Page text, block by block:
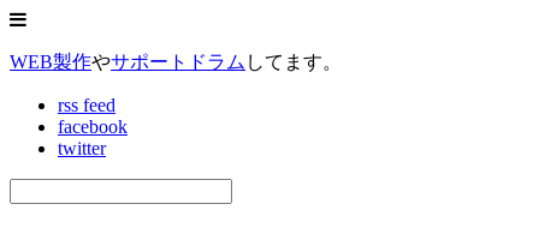
WEB製作やサポートドラム してます。
rss feed
facebook
twitter